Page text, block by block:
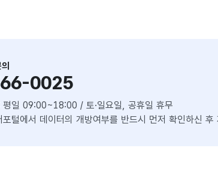
0025
평일 09:00~18:00 / 토·일요일, 공휴일 휴무
포털에서 데이터의 개방여부를 반드시 먼저 확인하신